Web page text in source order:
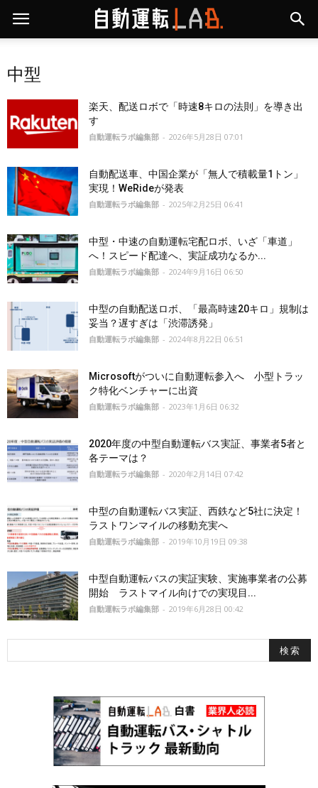
中型
楽天、配送ロボで「時速8キロの法則」を導き出
す
自動運転ラボ編集部 - 2026年5月28日 07:01
自動配送車、中国企業が「無人で積載量1トン」
実現！WeRideが発表
自動運転ラボ編集部 - 2025年2月25日 06:41
中型・中速の自動運転宅配ロボ、いざ「車道」
へ！スピード配達へ、実証成功なるか...
自動運転ラボ編集部 - 2024年9月16日 06:50
中型の自動配送ロボ、「最高時速20キロ」規制は
妥当？遅すぎは「渋滞誘発」
自動運転ラボ編集部 - 2024年8月22日 06:51
Microsoftがついに自動運転参入へ 小型トラッ
ク特化ベンチャーに出資
自動運転ラボ編集部 - 2023年1月6日 06:32
2020年度の中型自動運転バス実証、事業者5者と
各テーマは？
自動運転ラボ編集部 - 2020年2月14日 07:42
中型の自動運転バス実証、西鉄など5社に決定！
ラストワンマイルの移動充実へ
自動運転ラボ編集部 - 2019年10月19日 09:38
中型自動運転バスの実証実験、実施事業者の公募
開始 ラストマイル向けでの実現目...
自動運転ラボ編集部 - 2019年6月28日 00:42